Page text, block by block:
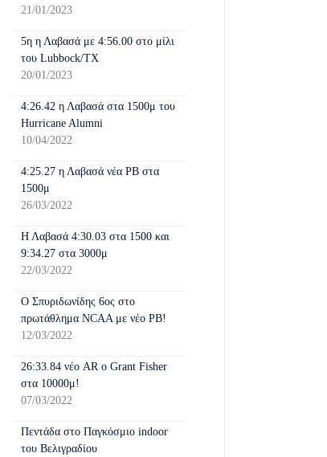
21/01/2023
5η η Λαβασά με 4:56.00 στο μίλι
του Lubbock/TX
20/01/2023
4:26.42 η Λαβασά στα 1500μ του
Hurricane Alumni
10/04/2022
4:25.27 η Λαβασά νέα PB στα
1500μ
26/03/2022
Η Λαβασά 4:30.03 στα 1500 και
9:34.27 στα 3000μ
22/03/2022
Ο Σπυριδωνίδης 6ος στο
πρωτάθλημα NCAA με νέο PB!
12/03/2022
26:33.84 νέο AR o Grant Fisher
στα 10000μ!
07/03/2022
Πεντάδα στο Παγκόσμιο indoor
του Βελιγραδίου